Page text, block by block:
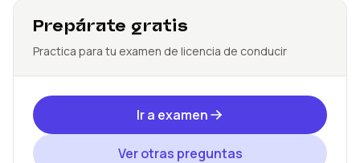
Prepárate gratis
Practica para tu examen de licencia de conducir
Ir a examen
Ver otras preguntas